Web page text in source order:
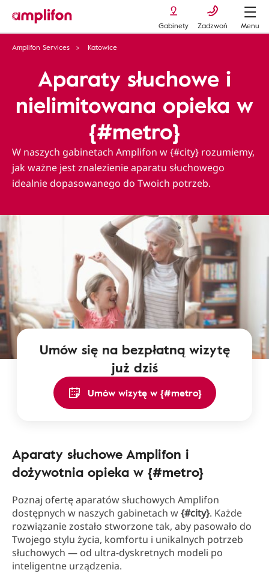
Gabinety Zadzwoń
Menu
Amplifon Services
Katowice
Aparaty słuchowe i
nielimitowana opieka w
{#metro}
W naszych gabinetach Amplifon w {#city} rozumiemy,
jak ważne jest znalezienie aparatu słuchowego
idealnie dopasowanego do Twoich potrzeb.
Umów się na bezpłatną wizytę
już dziś
Umów wizytę w {#metro}
Aparaty słuchowe Amplifon i
dożywotnia opieka w {#metro}
Poznaj ofertę aparatów słuchowych Amplifon
dostępnych w naszych gabinetach w{#city}. Każde
rozwiązanie zostało stworzone tak, aby pasowało do
Twojego stylu życia, komfortu i unikalnych potrzeb
słuchowych — od ultra-dyskretnych modeli po
inteligentne urządzenia.